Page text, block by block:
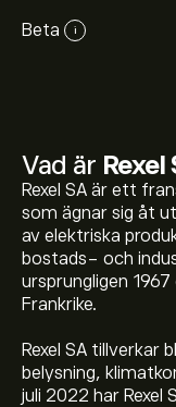
Beta i
Vad är Rexel
Rexel SA är ett
som ägnar sig åt
av elektriska
bostads- och
ursprungligen
Frankrike.
Rexel SA tillverkar
belysning,
juli 2022 har Rexel